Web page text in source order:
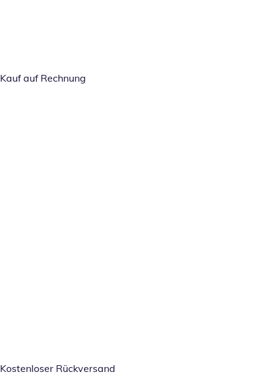
Kauf auf Rechnung
Kostenloser Rückversand